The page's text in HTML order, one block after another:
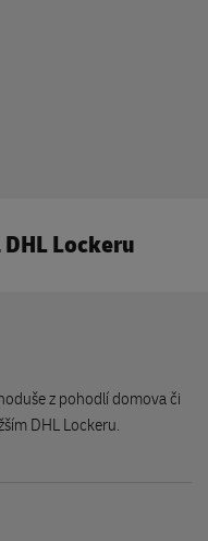
Lockeru
z pohodlí domova či
DHL Lockeru.